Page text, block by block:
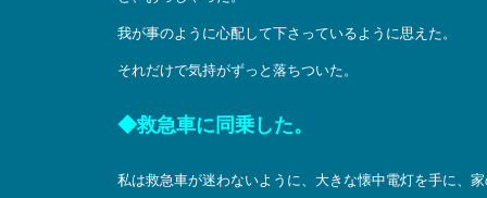
我が事のように心配して下さっているように思えた。
それだけで気持がずっと落ちついた。
◆救急車に同乗した。
私は救急車が迷わないように、大きな懐中電灯を手に、